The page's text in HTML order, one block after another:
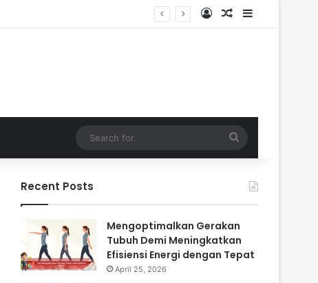
Log InRandom Article
Sidebar
for
Recent Posts
Mengoptimalkan Gerakan
Tubuh Demi Meningkatkan
Efisiensi Energi dengan Tepat
April 25, 2026